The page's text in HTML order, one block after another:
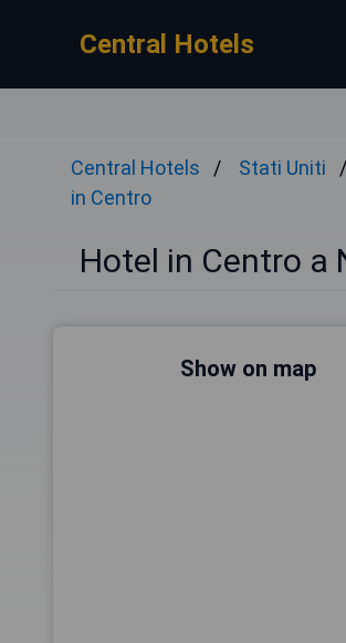
Central Hotels
Central Hotels Stati Uniti
in Centro
Hotel in Centro a
Show on map